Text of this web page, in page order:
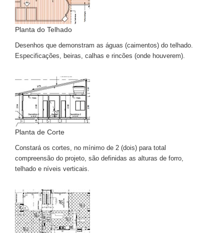
Planta do Telhado
Desenhos que demonstram as águas (caimentos) do telhado.
Especificações, beiras, calhas e rincões (onde houverem).
Planta de Corte
Constará os cortes, no mínimo de 2 (dois) para total
compreensão do projeto, são definidas as alturas de forro,
telhado e níveis verticais.